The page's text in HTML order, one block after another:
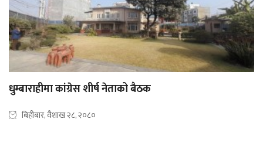
धुम्बाराहीमा कांग्रेस शीर्ष नेताको बैठक
बिहीबार, वैशाख २८, २०८०